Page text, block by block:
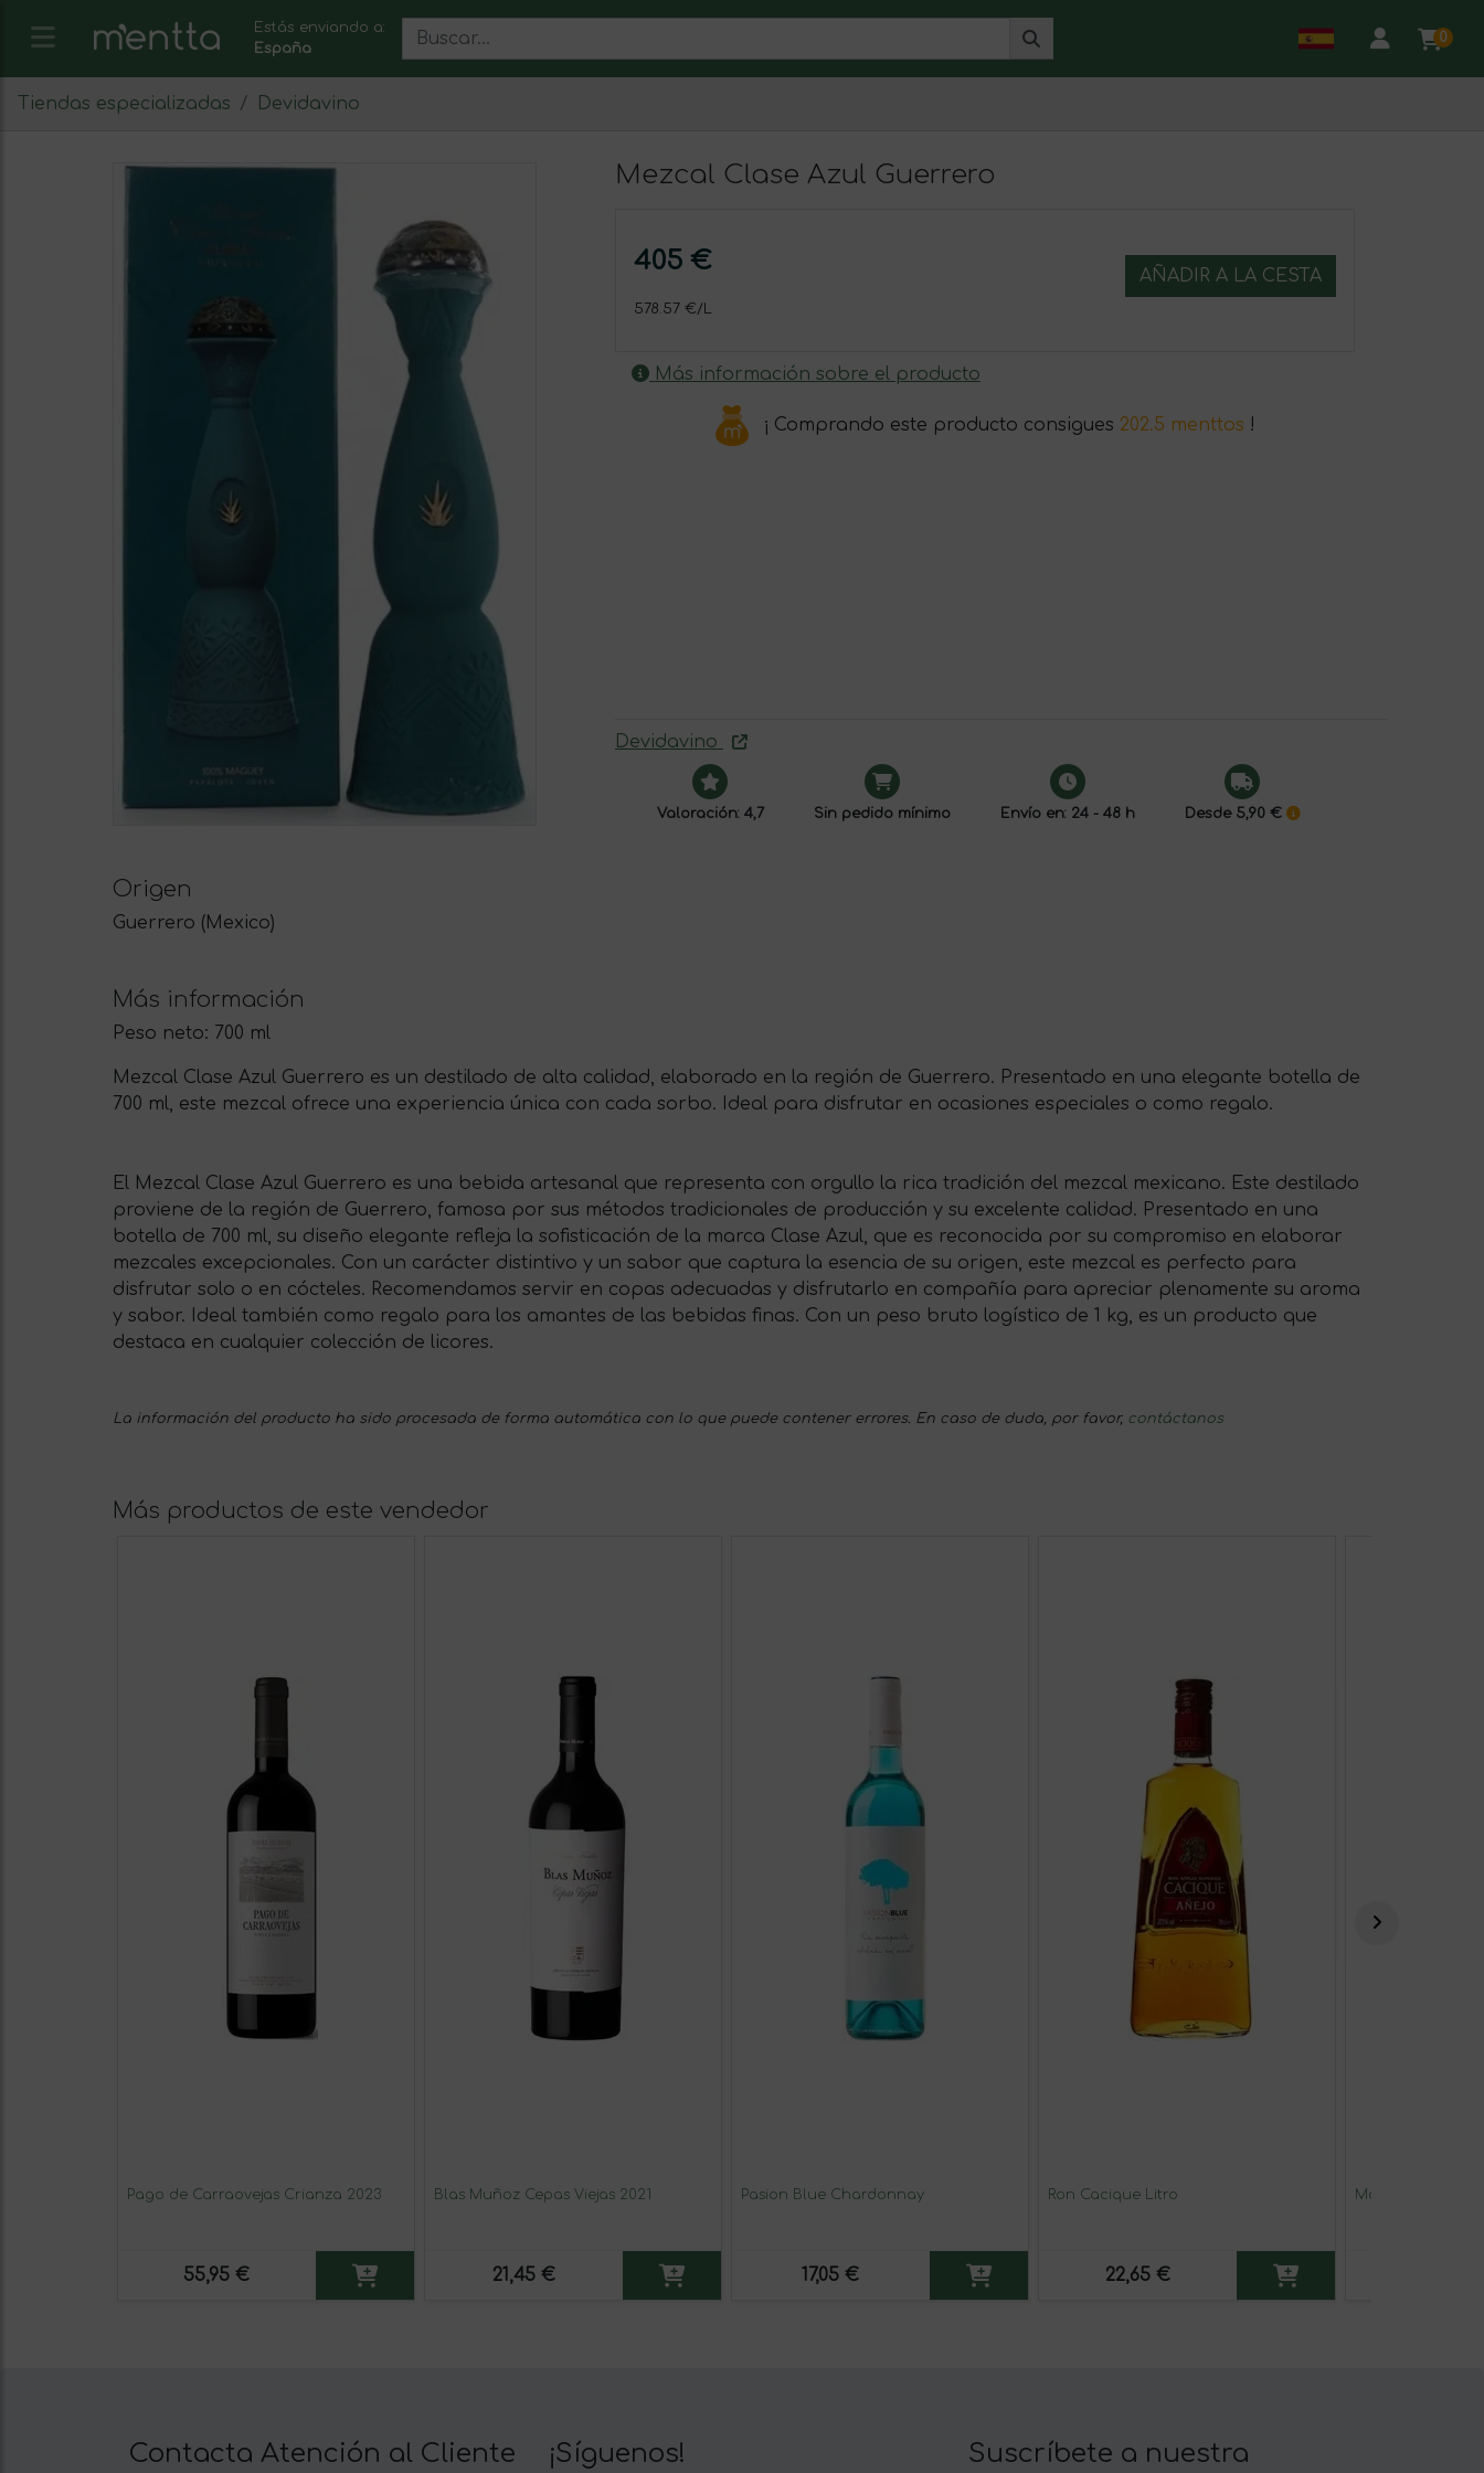
Estás enviando a:
España
0
Tiendas especializadas Devidavino
Mezcal Clase Azul Guerrero
405 €
578.57 €/L
AÑADIR A LA CESTA
Más información sobre el producto
¡ Comprando este producto consigues 202.5 menttos !
Devidavino
Valoración: 4,7 Sin pedido mínimo Envío en: 24 - 48 h Desde 5,90 €
Origen
Guerrero (Mexico)
Más información
Peso neto: 700 ml
Mezcal Clase Azul Guerrero es un destilado de alta calidad, elaborado en la región de Guerrero. Presentado en una elegante botella de
700 ml, este mezcal ofrece una experiencia única con cada sorbo. Ideal para disfrutar en ocasiones especiales o como regalo.
El Mezcal Clase Azul Guerrero es una bebida artesanal que representa con orgullo la rica tradición del mezcal mexicano. Este destilado
proviene de la región de Guerrero, famosa por sus métodos tradicionales de producción y su excelente calidad. Presentado en una
botella de 700 ml, su diseño elegante refleja la sofisticación de la marca Clase Azul, que es reconocida por su compromiso en elaborar
mezcales excepcionales. Con un carácter distintivo y un sabor que captura la esencia de su origen, este mezcal es perfecto para
disfrutar solo o en cócteles. Recomendamos servir en copas adecuadas y disfrutarlo en compañía para apreciar plenamente su aroma
y sabor. Ideal también como regalo para los amantes de las bebidas finas. Con un peso bruto logístico de 1 kg, es un producto que
destaca en cualquier colección de licores.
La información del producto ha sido procesada de forma automática con lo que puede contener errores. En caso de duda, por favor, contáctanos
Más productos de este vendedor
Pago de Carraovejas Crianza 2023
55,95 €
Blas Muñoz Cepas Viejas 2021
21,45 €
Pasion Blue Chardonnay
17,05 €
Ron Cacique Litro
22,65 €
Maestro Dobel
Contacta Atención al Cliente ¡Síguenos!
Suscríbete a nuestra